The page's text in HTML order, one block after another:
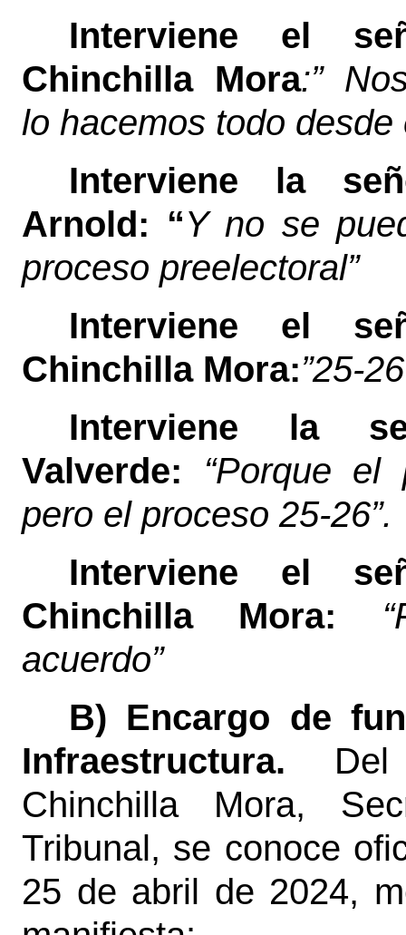
Interviene el
Chinchilla Mora:”
lo hacemos todo desde
Interviene la
Arnold: “Y no se
proceso preelectoral”
Interviene el
Chinchilla Mora:”25-
Interviene la
Valverde: “Porque
pero el proceso 25-26”.
Interviene el
Chinchilla Mora:
acuerdo”
B) Encargo de
Infraestructura.
Chinchilla Mora,
Tribunal, se conoce
25 de abril de 2024,